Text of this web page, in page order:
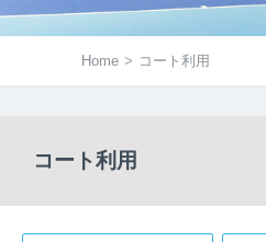
Home > コート利用
コート利用